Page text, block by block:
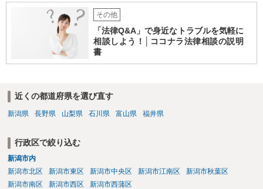
その他
「法律Q&A」で身近なトラブルを気軽に
相談しよう！│ココナラ法律相談の説明
書
近くの都道府県を選び直す
新潟県 長野県 山梨県 石川県 富山県 福井県
行政区で絞り込む
新潟市内
新潟市北区
新潟市東区 新潟市中央区 新潟市江南区
新潟市秋葉区
新潟市南区
新潟市西区 新潟市西蒲区